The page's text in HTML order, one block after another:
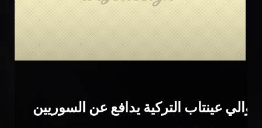
والي عينتاب التركية يدافع عن السوريين